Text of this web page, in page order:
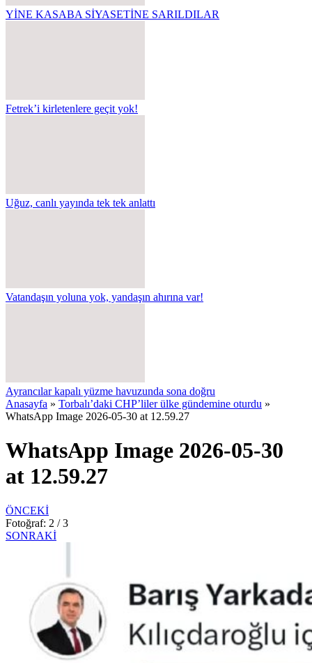
YİNE KASABA SİYASETİNE SARILDILAR
Fetrek’i kirletenlere geçit yok!
Uğuz, canlı yayında tek tek anlattı
Vatandaşın yoluna yok, yandaşın ahırına var!
Ayrancılar kapalı yüzme havuzunda sona doğru
Anasayfa » Torbalı’daki CHP’liler ülke gündemine oturdu »
WhatsApp Image 2026-05-30 at 12.59.27
WhatsApp Image 2026-05-30
at 12.59.27
ÖNCEKİ
Fotoğraf: 2 / 3
SONRAKİ